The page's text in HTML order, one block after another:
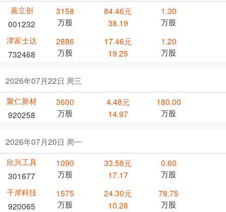
嘉立创
001232
3158
万股
84.46元
38.19
1.30
万股
津富士达
732468
2886
万股
17.46元
19.25
1.20
万股
2026年07月22日 周三
聚仁新材
920258
3600
万股
4.48元
14.97
180.00
万股
2026年07月20日 周一
欣兴工具
301677
1090
万股
33.58元
17.17
0.60
万股
千岸科技
920065
1575
万股
24.30元
10.28
78.75
万股